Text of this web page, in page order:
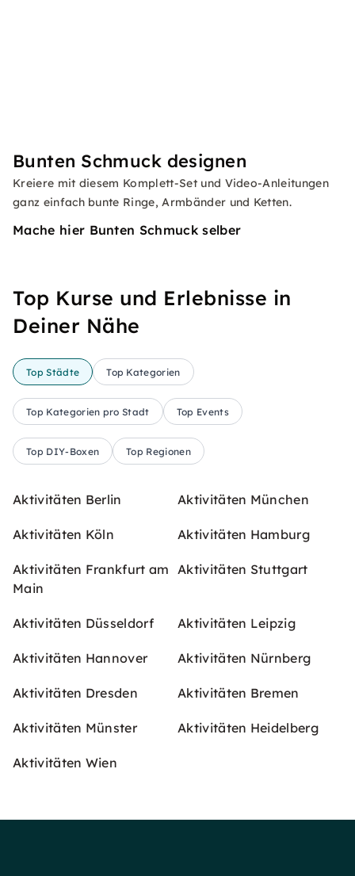
Bunten Schmuck designen
Kreiere mit diesem Komplett-Set und Video-Anleitungen
ganz einfach bunte Ringe, Armbänder und Ketten.
Mache hier Bunten Schmuck selber
Top Kurse und Erlebnisse in
Deiner Nähe
Top Städte Top Kategorien
Top Kategorien pro Stadt Top Events
Top DIY-Boxen Top Regionen
Aktivitäten Berlin Aktivitäten München
Aktivitäten Köln Aktivitäten Hamburg
Aktivitäten Frankfurt am
Main
Aktivitäten Stuttgart
Aktivitäten Düsseldorf Aktivitäten Leipzig
Aktivitäten Hannover Aktivitäten Nürnberg
Aktivitäten Dresden Aktivitäten Bremen
Aktivitäten Münster Aktivitäten Heidelberg
Aktivitäten Wien